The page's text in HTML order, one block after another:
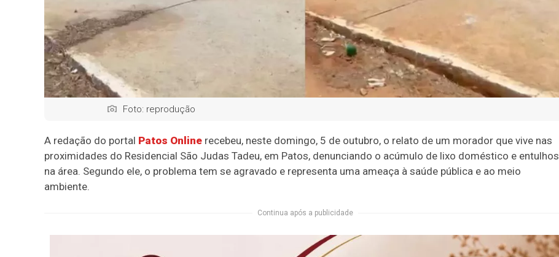
Foto: reprodução
A redação do portal Patos Online recebeu, neste domingo, 5 de outubro, o relato de um morador que vive nas
proximidades do Residencial São Judas Tadeu, em Patos, denunciando o acúmulo de lixo doméstico e entulhos
na área. Segundo ele, o problema tem se agravado e representa uma ameaça à saúde pública e ao meio
ambiente.
Continua após a publicidade